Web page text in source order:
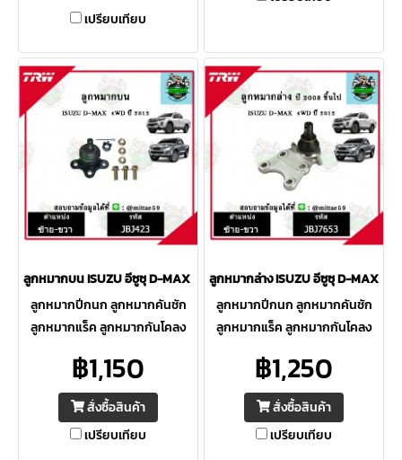
เปรียบเทียบ
ลูกหมากบน ISUZU อีซูซุ D-MAX 4WD ปี 12 TRW ราคาต่อคู่
ลูกหมากปีกนก ลูกหมากคันชัก
ลูกหมากแร็ค ลูกหมากกันโคลง
TRW มีคุณภาพดี ทนทาน อายุ
การใช้งานยาวนานกว่าแบรน OEM
อื่นๆ
฿1,150
สั่งซื้อสินค้า
เปรียบเทียบ
ลูกหมากล่าง ISUZU อีซูซุ D-MAX
ลูกหมากปีกนก ลูกหมากคันชัก
ลูกหมากแร็ค ลูกหมากกันโคลง
TRW มีคุณภาพดี ทนทาน อายุ
การใช้งานยาวนานกว่าแบรน OEM
อื่นๆ
฿1,250
สั่งซื้อสินค้า
เปรียบเทียบ